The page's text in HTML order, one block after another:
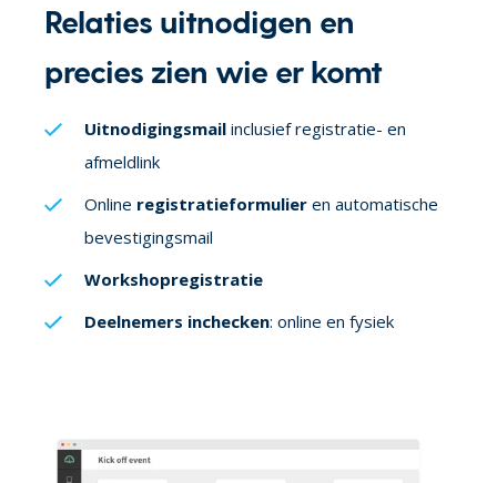
Relaties uitnodigen en
precies zien wie er komt
Uitnodigingsmail inclusief registratie- en
afmeldlink
Online registratieformulier en automatische
bevestigingsmail
Workshopregistratie
Deelnemers inchecken: online en fysiek